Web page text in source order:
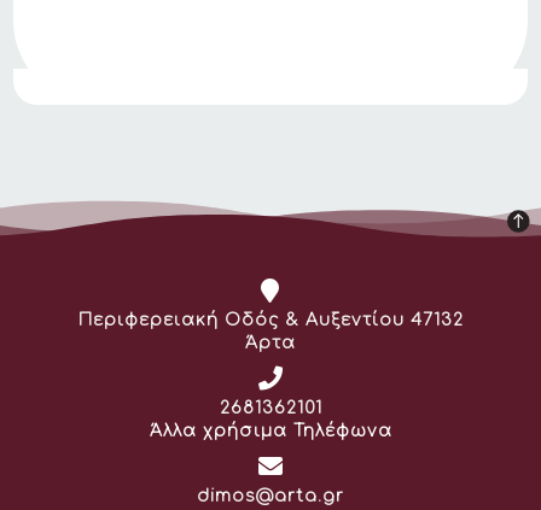
Διεύθυνση:
Περιφερειακή Οδός & Αυξεντίου 47132
Άρτα
Τηλέφωνο:
2681362101
Άλλα χρήσιμα Τηλέφωνα
Email:
dimos@arta.gr